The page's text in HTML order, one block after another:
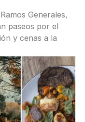
Generales,
paseos por el
y cenas a la